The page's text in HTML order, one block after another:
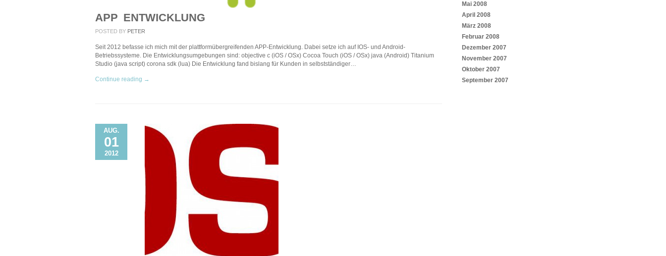
APP ENTWICKLUNG
POSTED BY PETER
Seit 2012 befasse ich mich mit der plattformübergreifenden APP-Entwicklung. Dabei setze ich auf IOS- und Android-
Betriebssysteme. Die Entwicklungsumgebungen sind: objective c (iOS / OSx) Cocoa Touch (iOS / OSx) java (Android) Titanium
Studio (java script) corona sdk (lua) Die Entwicklung fand bislang für Kunden in selbstständiger…
Continue reading →
AUG.
01
2012
Mai 2008
April 2008
März 2008
Februar 2008
Dezember 2007
November 2007
Oktober 2007
September 2007